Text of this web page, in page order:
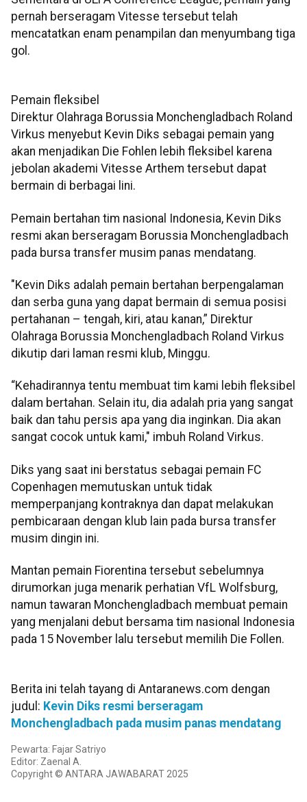
pernah berseragam Vitesse tersebut telah
mencatatkan enam penampilan dan menyumbang tiga
gol.
Pemain fleksibel
Direktur Olahraga Borussia Monchengladbach Roland
Virkus menyebut Kevin Diks sebagai pemain yang
akan menjadikan Die Fohlen lebih fleksibel karena
jebolan akademi Vitesse Arthem tersebut dapat
bermain di berbagai lini.
Pemain bertahan tim nasional Indonesia, Kevin Diks
resmi akan berseragam Borussia Monchengladbach
pada bursa transfer musim panas mendatang.
"Kevin Diks adalah pemain bertahan berpengalaman
dan serba guna yang dapat bermain di semua posisi
pertahanan – tengah, kiri, atau kanan,” Direktur
Olahraga Borussia Monchengladbach Roland Virkus
dikutip dari laman resmi klub, Minggu.
“Kehadirannya tentu membuat tim kami lebih fleksibel
dalam bertahan. Selain itu, dia adalah pria yang sangat
baik dan tahu persis apa yang dia inginkan. Dia akan
sangat cocok untuk kami," imbuh Roland Virkus.
Diks yang saat ini berstatus sebagai pemain FC
Copenhagen memutuskan untuk tidak
memperpanjang kontraknya dan dapat melakukan
pembicaraan dengan klub lain pada bursa transfer
musim dingin ini.
Mantan pemain Fiorentina tersebut sebelumnya
dirumorkan juga menarik perhatian VfL Wolfsburg,
namun tawaran Monchengladbach membuat pemain
yang menjalani debut bersama tim nasional Indonesia
pada 15 November lalu tersebut memilih Die Follen.
Berita ini telah tayang di Antaranews.com dengan
judul: Kevin Diks resmi berseragam
Monchengladbach pada musim panas mendatang
Pewarta: Fajar Satriyo
Editor: Zaenal A.
Copyright © ANTARA JAWABARAT 2025